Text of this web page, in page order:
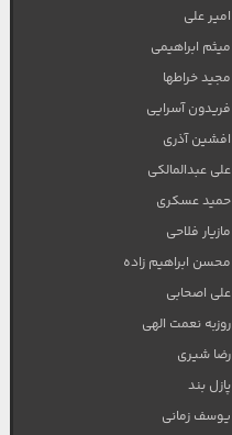
امیر علی
میثم ابراهیمی
مجید خراطها
فریدون آسرایی
افشین آذری
علی عبدالمالکی
حمید عسکری
مازیار فلاحی
محسن ابراهیم زاده
علی اصحابی
روزبه نعمت الهی
رضا شیری
پازل بند
یوسف زمانی